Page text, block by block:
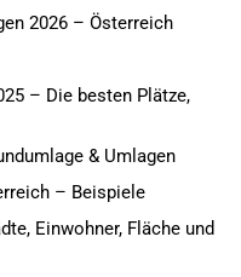
2026 – Österreich
– Die besten Plätze,
& Umlagen
– Beispiele
Einwohner, Fläche und